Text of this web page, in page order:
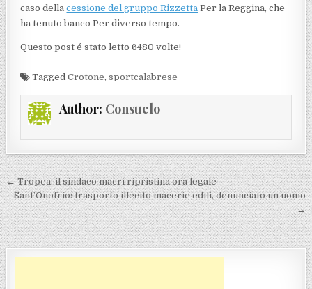
caso dellacessione del gruppo Rizzetta Per la Reggina, che
ha tenuto banco Per diverso tempo.
Questo post é stato letto 6480 volte!
TaggedCrotone,sportcalabrese
Author: Consuelo
Navigazione articoli
← Tropea: il sindaco macrì ripristina ora legale
Sant’Onofrio: trasporto illecito macerie edili, denunciato un uomo
→